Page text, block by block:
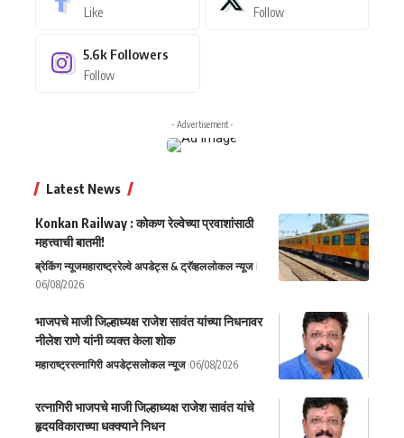
Like Follow
5.6k Followers
Follow
- Advertisement -
Latest News
Konkan Railway : कोकण रेल्वेच्या प्रवाशांसाठी
महत्त्वाची बातमी!
ब्रेकिंग न्यूजमहाराष्ट्ररेल्वे अपडेट्स & ट्रॅव्हललोकल न्यूज
06/08/2026
भाजपचे माजी जिल्हाध्यक्ष राजेश सावंत यांच्या निधनावर
नीलेश राणे यांनी व्यक्त केला शोक
महाराष्ट्ररत्नागिरी अपडेट्सलोकल न्यूज 06/08/2026
रत्नागिरी भाजपचे माजी जिल्हाध्यक्ष राजेश सावंत यांचे
हृदयविकाराच्या धक्क्याने निधन